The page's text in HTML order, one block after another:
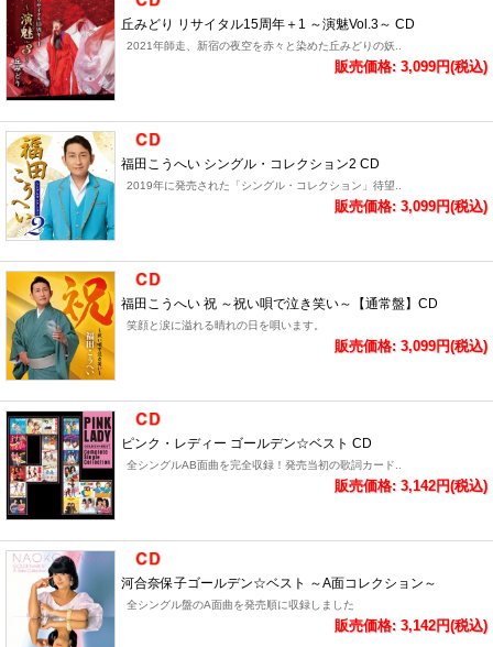
丘みどり リサイタル15周年＋1 ～演魅Vol.3～ CD
2021年師走、新宿の夜空を赤々と染めた丘みどりの妖..
販売価格: 3,099円(税込)
福田こうへい シングル・コレクション2 CD
2019年に発売された「シングル・コレクション」待望..
販売価格: 3,099円(税込)
福田こうへい 祝 ～祝い唄で泣き笑い～【通常盤】CD
笑顔と涙に溢れる晴れの日を唄います。
販売価格: 3,099円(税込)
ピンク・レディー ゴールデン☆ベスト CD
全シングルAB面曲を完全収録！発売当初の歌詞カード..
販売価格: 3,142円(税込)
河合奈保子ゴールデン☆ベスト ～A面コレクション～
全シングル盤のA面曲を発売順に収録しました
販売価格: 3,142円(税込)